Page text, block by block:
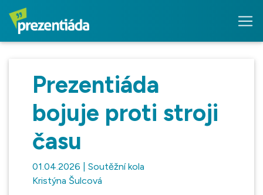
Prezentiáda
bojuje proti stroji
času
01.04.2026 | Soutěžní kola
Kristýna Šulcová